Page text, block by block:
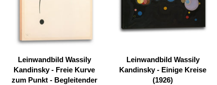
Leinwandbild Wassily
Kandinsky - Freie Kurve
zum Punkt - Begleitender
Leinwandbild Wassily
Kandinsky - Einige Kreise
(1926)